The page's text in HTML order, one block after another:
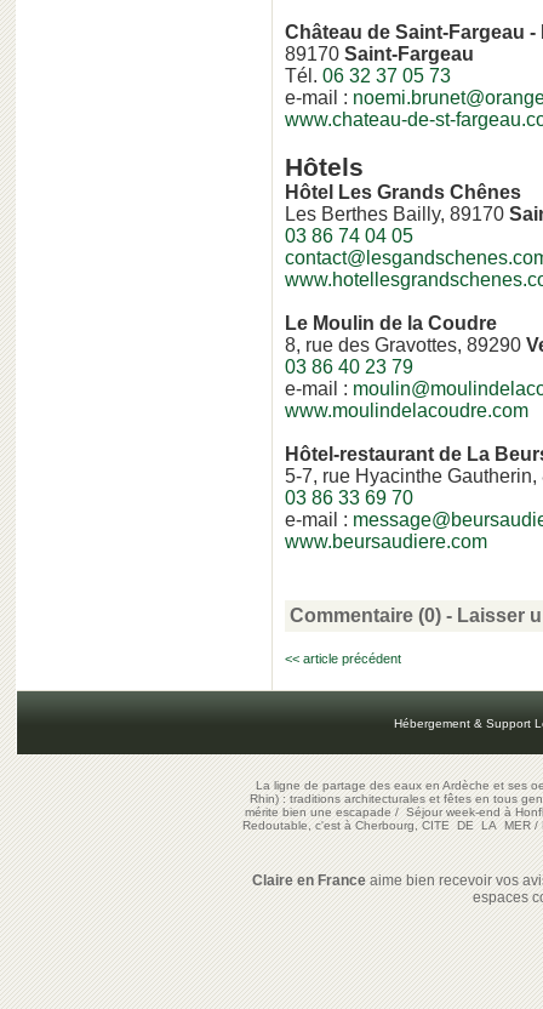
Château de Saint-Fargeau
89170 Saint-Fargeau
Tél. 06 32 37 05 73
e-mail :
www.chateau-de-st-
Hôtels
Hôtel Les Grands Chênes
Les Berthes Bailly, 89170
03 86 74 04 05
Le Moulin de la Coudre
8, rue des Gravottes, 89290
03 86 40 23 79
e-mail :
www.moulindelacoudre.com
Hôtel-restaurant de La
5-7, rue Hyacinthe
03 86 33 69 70
e-mail :
www.beursaudiere.com
Commentaire (0) - Laisser
<< article précédent
Hébergement & Support
La ligne de partage des eaux en Ardèche et ses
Rhin) : traditions architecturales et fêtes en tous
mérite bien une escapade/Séjour week-end à
Redoutable, c'est à Cherbourg, CITE DE LA MER/
Claire en Franceaime bien recevoir vos
espaces